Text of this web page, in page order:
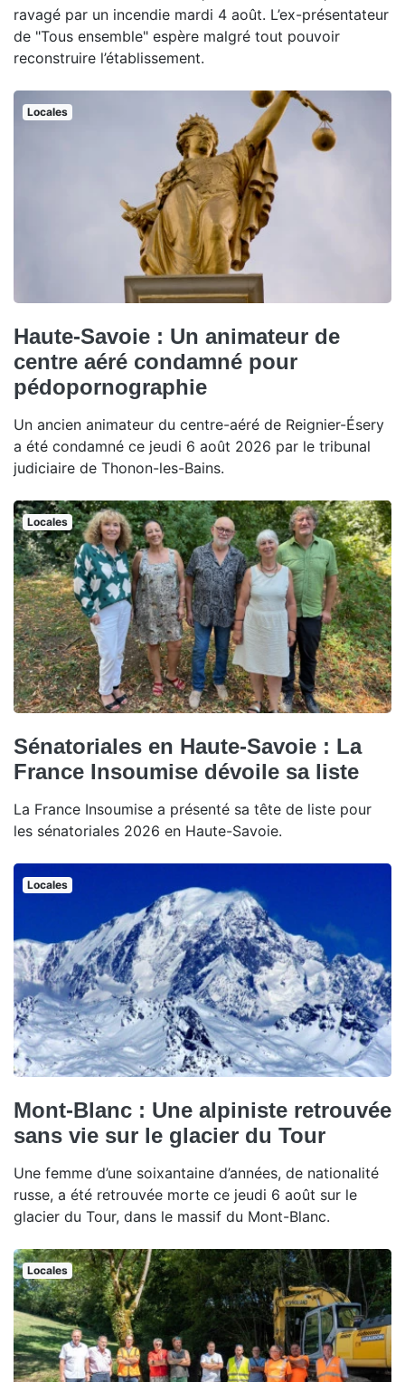
ravagé par un incendie mardi 4 août. L’ex-présentateur
de "Tous ensemble" espère malgré tout pouvoir
reconstruire l’établissement.
Locales
Haute-Savoie : Un animateur de
centre aéré condamné pour
pédopornographie
Un ancien animateur du centre-aéré de Reignier-Ésery
a été condamné ce jeudi 6 août 2026 par le tribunal
judiciaire de Thonon-les-Bains.
Locales
Sénatoriales en Haute-Savoie : La
France Insoumise dévoile sa liste
La France Insoumise a présenté sa tête de liste pour
les sénatoriales 2026 en Haute-Savoie.
Locales
Mont-Blanc : Une alpiniste retrouvée
sans vie sur le glacier du Tour
Une femme d’une soixantaine d’années, de nationalité
russe, a été retrouvée morte ce jeudi 6 août sur le
glacier du Tour, dans le massif du Mont-Blanc.
Locales